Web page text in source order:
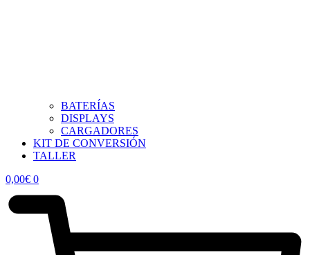
BATERÍAS
DISPLAYS
CARGADORES
KIT DE CONVERSIÓN
TALLER
0,00€ 0